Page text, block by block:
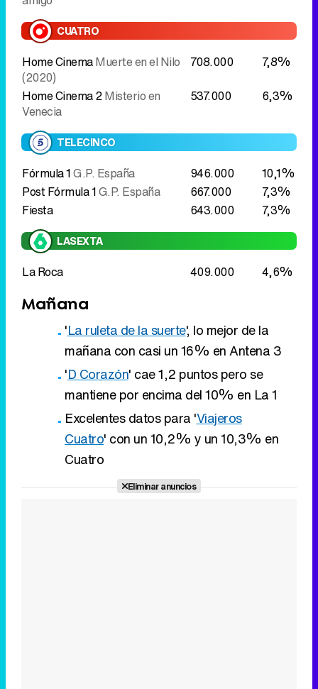
CUATRO
Home CinemaMuerte en el Nilo
(2020)
708.000
7,8%
Home Cinema 2Misterio en
Venecia
537.000 6,3%
TELECINCO
Fórmula 1G.P. España 946.000
10,1%
Post Fórmula 1G.P. España 667.000
7,3%
Fiesta
643.000 7,3%
LASEXTA
La Roca 409.000 4,6%
Mañana
'La ruleta de la suerte', lo mejor de la
mañana con casi un 16% en Antena 3
'D Corazón' cae 1,2 puntos pero se
mantiene por encima del 10% en La 1
Excelentes datos para 'Viajeros
Cuatro' con un 10,2% y un 10,3% en
Cuatro
Eliminar anuncios